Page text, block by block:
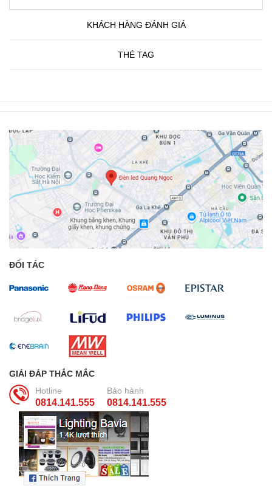
KHÁCH HÀNG ĐÁNH GIÁ
THẺ TAG
ĐỐI TÁC
GIẢI ĐÁP THẮC MẮC
Hotline
0814.141.555
Bảo hành
0814.141.555